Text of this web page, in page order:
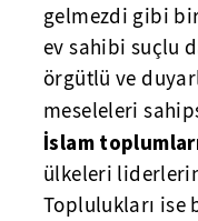
gelmezdi gibi
ev sahibi suçlu
örgütlü ve
meseleleri
İslam
ülkeleri
Toplulukları ise